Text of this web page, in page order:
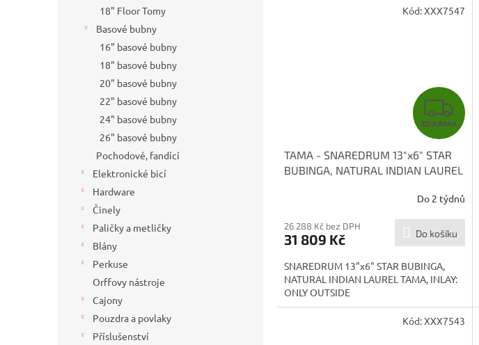
18" Floor Tomy
Basové bubny
16" basové bubny
18" basové bubny
20" basové bubny
22" basové bubny
24" basové bubny
26" basové bubny
Pochodové, fandící
Elektronické bicí
Hardware
Činely
Paličky a metličky
Blány
Perkuse
Orffovy nástroje
Cajony
Pouzdra a povlaky
Příslušenství
Z
D
A
R
M
A
ZDARMA
TAMA - SNAREDRUM 13"x6" STAR
BUBINGA, NATURAL INDIAN LAUREL
Do 2 týdnů
26 288 Kč bez DPH
31 809 Kč Do košíku
SNAREDRUM 13"x6" STAR BUBINGA,
NATURAL INDIAN LAUREL TAMA, INLAY:
ONLY OUTSIDE
Kód:XXX7547
Kód:XXX7543